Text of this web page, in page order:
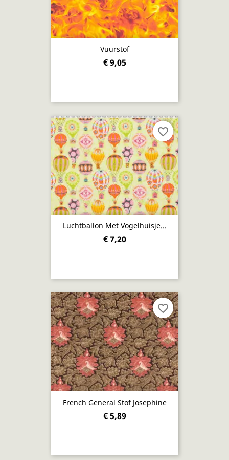
Vuurstof
€ 9,05
Luchtballon Met Vogelhuisje...
€ 7,20
favorite_border
French General Stof Josephine
€ 5,89
favorite_border